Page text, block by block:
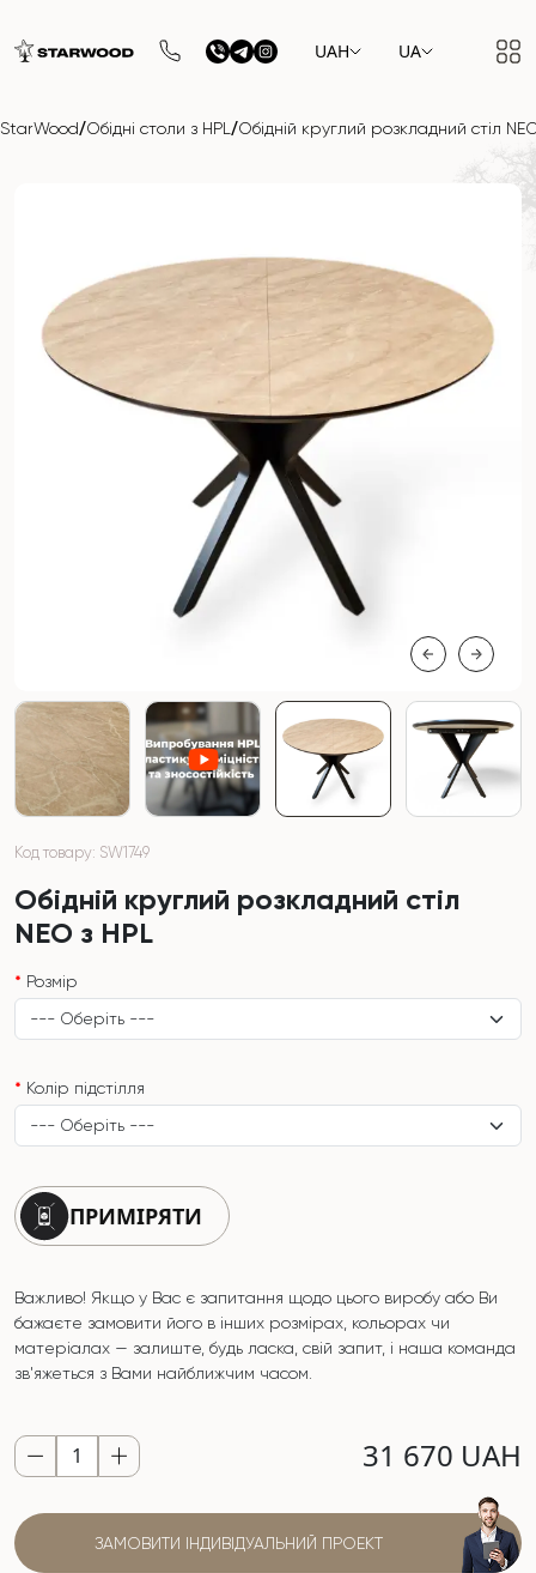
UAH UA
StarWood/Обідні столи з HPL /Обідній круглий розкладний стіл
Код товару: SW1749
Обідній круглий розкладний стіл
NEO з HPL
Розмір
Колір підстілля
ПРИМІРЯТИ
Важливо! Якщо у Вас є запитання щодо цього виробу або Ви
бажаєте замовити його в інших розмірах, кольорах чи
матеріалах — залиште, будь ласка, свій запит, і наша команда
зв'яжеться з Вами найближчим часом.
31 670 UAH
ЗАМОВИТИ ІНДИВІДУАЛЬНИЙ ПРОЕКТ